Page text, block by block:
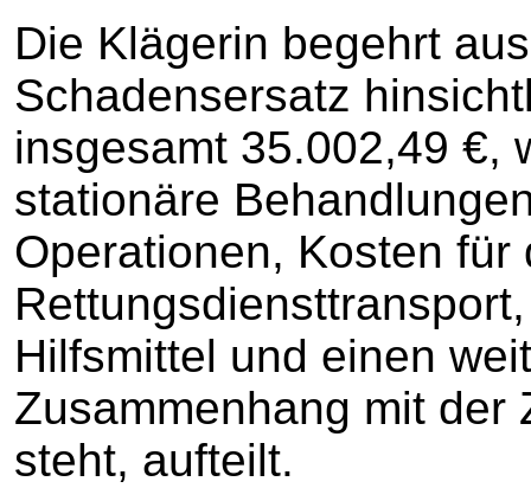
Die Klägerin begehrt
Schadensersatz
insgesamt 35.002,49 €,
stationäre
Operationen, Kosten für
Hilfsmittel und einen
Zusammenhang mit der
steht, aufteilt.